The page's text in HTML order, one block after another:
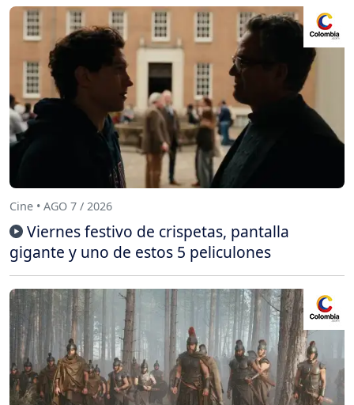
Cine • AGO 7 / 2026
Viernes festivo de crispetas, pantalla
gigante y uno de estos 5 peliculones